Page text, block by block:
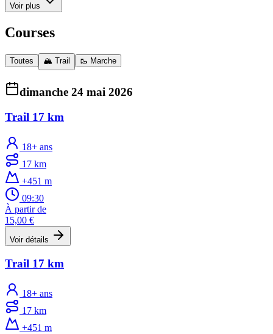
Voir plus
Courses
Toutes 🏔️ Trail 🥾 Marche
dimanche 24 mai 2026
Trail 17 km
18+ ans
17 km
+451 m
09:30
À partir de
15,00 €
Voir détails
Trail 17 km
18+ ans
17 km
+451 m